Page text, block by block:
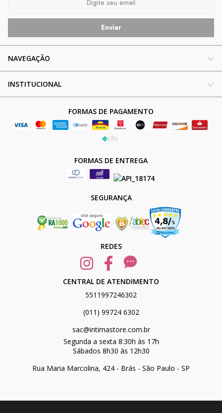
NAVEGAÇÃO
INSTITUCIONAL
FORMAS DE PAGAMENTO
FORMAS DE ENTREGA
SEGURANÇA
REDES
CENTRAL DE ATENDIMENTO
5511997246302
(011) 99724 6302
sac@intimastore.com.br
Segunda a sexta 8:30h às 17h
Sábados 8h30 às 12h30
Rua Maria Marcolina, 424 - Brás - São Paulo - SP